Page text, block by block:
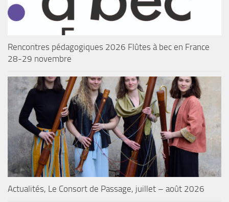
Rencontres pédagogiques 2026 Flûtes à bec en France
28-29 novembre
Actualités, Le Consort de Passage, juillet – août 2026